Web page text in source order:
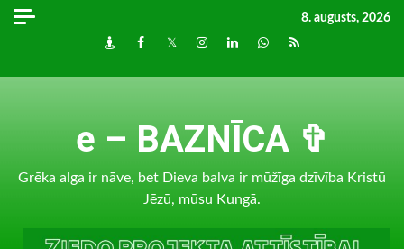
Skip
8. augusts, 2026
DraugiemFacebook
TwitterInstagram
LinkedInwhatsapp
RSS
e – BAZNĪCA ✞
Grēka alga ir nāve, bet Dieva balva ir mūžīga dzīvība Kristū
Jēzū, mūsu Kungā.